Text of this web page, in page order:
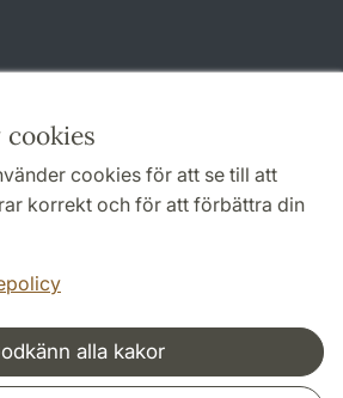
cookies för att se till att
korrekt och för att förbättra din
alla kakor
cookies
och nätverk